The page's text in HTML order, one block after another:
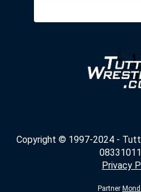
Copyright © 1997-2024 -
Privacy
Partner